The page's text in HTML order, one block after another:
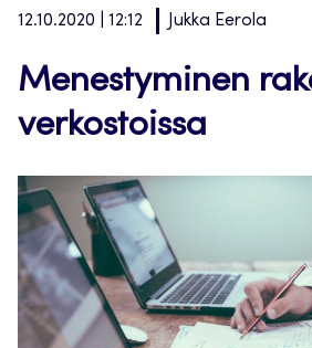
12.10.2020 | 12:12 Jukka Eerola
Menestyminen
verkostoissa